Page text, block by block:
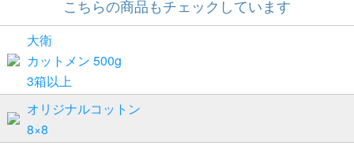
こちらの商品もチェックしています
大衛
カットメン 500g
3箱以上
オリジナルコットン
8×8